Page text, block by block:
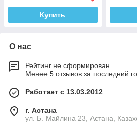
Купить
О нас
Рейтинг не сформирован
Менее 5 отзывов за последний
Работает с 13.03.2012
г. Астана
ул. Б. Майлина 23, Астана,